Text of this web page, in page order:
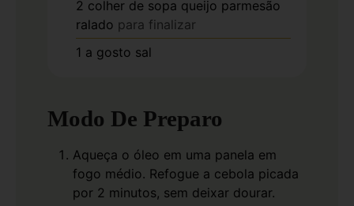
2 colher de sopa queijo parmesão
ralado para finalizar
1 a gosto sal
Modo De Preparo
Aqueça o óleo em uma panela em
fogo médio. Refogue a cebola picada
por 2 minutos, sem deixar dourar.